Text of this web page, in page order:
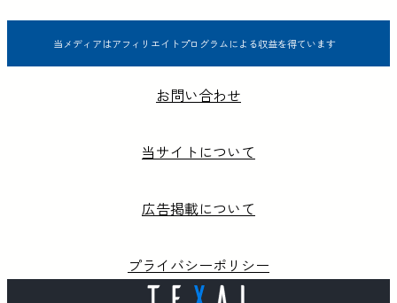
当メディアはアフィリエイトプログラムによる収益を得ています
お問い合わせ
当サイトについて
広告掲載について
プライバシーポリシー